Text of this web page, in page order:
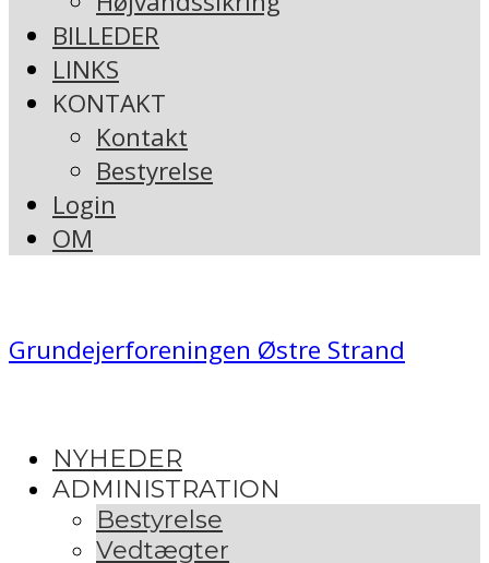
BILLEDER
LINKS
KONTAKT
Kontakt
Bestyrelse
Login
OM
Grundejerforeningen Østre Strand
NYHEDER
ADMINISTRATION
Bestyrelse
Vedtægter